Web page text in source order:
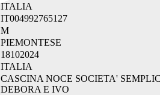
ITALIA
IT004992765127
M
PIEMONTESE
18102024
ITALIA
CASCINA NOCE SOCIETA'
DEBORA E IVO